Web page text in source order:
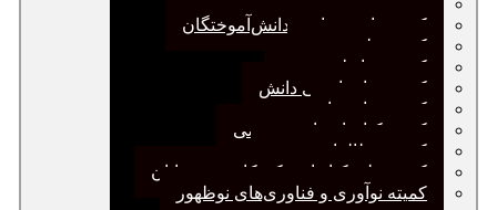
کمیته دانشجویان و دانش‌آموختگان
کمیته علم سنجی
کمیته روابط عمومی
کمیته سازماندهی دانش
کمیته شاخه‌ها
کمیته کتابخانه‌های تخصصی
کمیته مطالعات صنفی
کمیته ملی کتابداری کودکان و نوجوانان
کمیته نوآوری و فناوری‌های نوظهور